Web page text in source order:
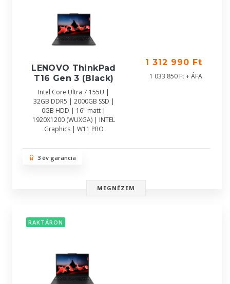
LENOVO ThinkPad
T16 Gen 3 (Black)
Intel Core Ultra 7 155U |
32GB DDR5 | 2000GB SSD |
0GB HDD | 16" matt |
1920X1200 (WUXGA) | INTEL
Graphics | W11 PRO
1 312 990 Ft
1 033 850 Ft + ÁFA
3 év garancia
MEGNÉZEM
RAKTÁRON